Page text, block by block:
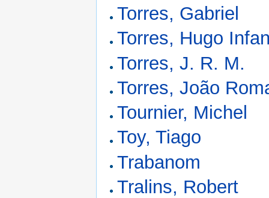
Torres, Gabriel
Torres, Hugo
Torres, J. R. M.
Torres, João
Tournier, Michel
Toy, Tiago
Trabanom
Tralins, Robert